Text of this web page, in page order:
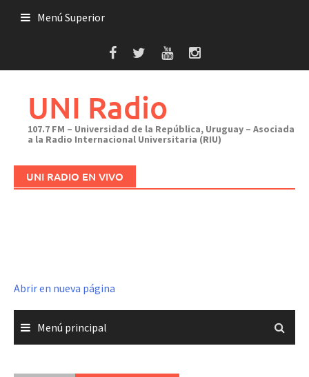
Menú Superior
UNI Radio
107.7 FM – Universidad de la República, Uruguay – Asociada
a la Radio Internacional Universitaria (RIU)
UNI RADIO EN VIVO
Abrir en nueva página
Menú principal